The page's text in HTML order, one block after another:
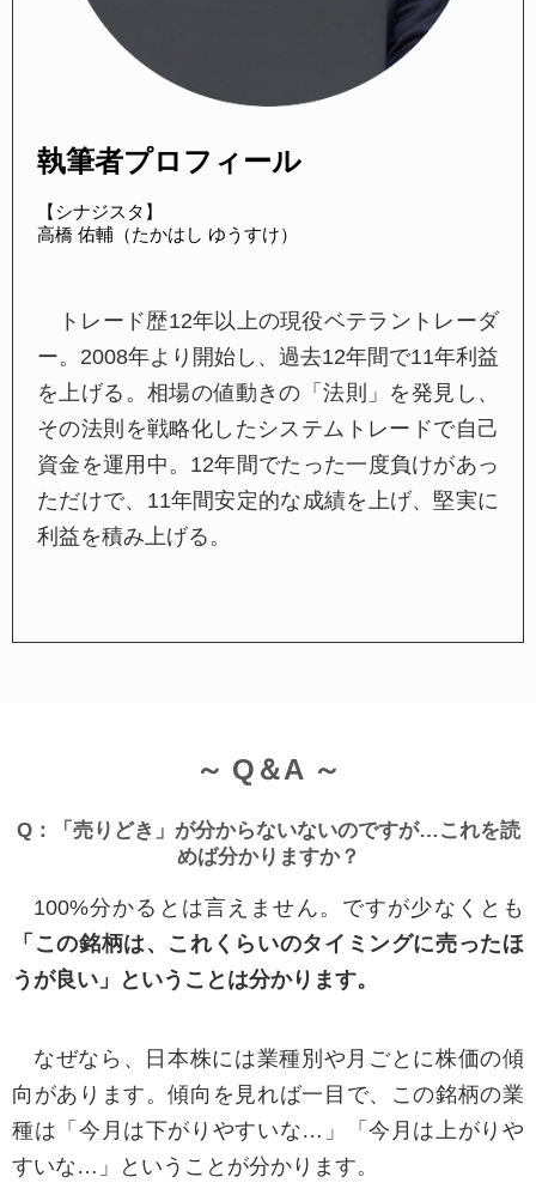
特定の個人を識別できる情報のことで、氏名、
生年月日、住所、メールアドレスなどを指しま
■個人情報の収集と取り扱い
利用いただく際に、お客様の氏名、生年月日、メ
により例外とされる場合を除き、以下の「利用目
的」の範囲内でのみ取り扱います。
■個人情報の利用目的
当社が個人情報を収集、利用する目的は以下の
とおりです。
サービスや商品の改善、開発のための調査、分析
壊・改ざん・漏洩等が生じないよう合理的な管理
すが、以下の事由による紛失・破壊・改ざん・漏
ご注意ください。
インターネット上にお客様自身が個人情報を開示した場合
弊社以外のWebサイトにて個人情報を開示された場合
※登録されたアドレスへ確認のため申込み情報
を自動返信している関係上、間違われたアドレス
へも申込み情報が自動配信されます。
執筆者プロフィール
【シナジスタ】
高橋 佑輔（たかはし ゆうすけ）
トレード歴12年以上の現役ベテラントレーダ
ー。2008年より開始し、過去12年間で11年利益
を上げる。相場の値動きの「法則」を発見し、
その法則を戦略化したシステムトレードで自己
資金を運用中。12年間でたった一度負けがあっ
ただけで、11年間安定的な成績を上げ、堅実に
利益を積み上げる。
～ Q＆A ～
Q：「売りどき」が分からないないのですが…これを読
めば分かりますか？
100%分かるとは言えません。ですが少なくとも
「この銘柄は、これくらいのタイミングに売ったほ
うが良い」ということは分かります。
なぜなら、日本株には業種別や月ごとに株価の傾
向があります。傾向を見れば一目で、この銘柄の業
種は「今月は下がりやすいな…」「今月は上がりや
すいな…」ということが分かります。